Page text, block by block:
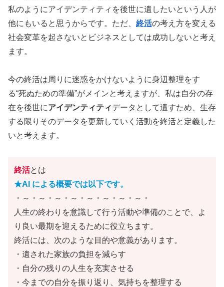
私のようにアイデンティティを後世に遺したいという人が
他にもいると思うからです。ただ、 終活の考え方を変える
社会変革を起さないとビジネスとしては成功しないと考え
ます。
今の終活は周りに迷惑をかけないように身辺整理をす
る“死ぬための準備”がメインと考えますが、私は自分の存
在を後世にアイデンティティデータとして遺すため、生存
する限りそのデータを更新していく活動を終活と定義した
いと考えます。
終活とは
★AI による概要では以下です。
・～・～・～・～・～・～・～・～・
人生の終わりを意識して行う活動や準備のことで、よ
り良い最期を迎えるために役立ちます。
終活には、次のような目的や意義があります。
・遺された家族の負担を減らす
・自分の残りの人生を充実させる
・今までの自分を振り返り、気持ちを整理する